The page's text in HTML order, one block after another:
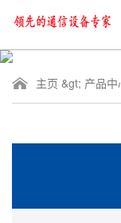
主页 &gt; 产品中